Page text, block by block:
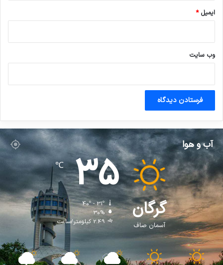
ایمیل*
وب‌ سایت
آب و هوا
گرگان
آسمان صاف
35
℃
40º - 31º
30%
2.49 کیلومتر/ساعت